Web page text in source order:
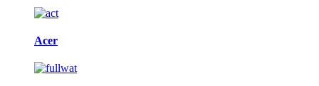
Acer